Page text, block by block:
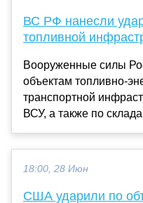
ВС РФ нанесли
топливной
Вооруженные силы
объектам топливно-
транспортной
ВСУ, а также по
18:00, 28 Июн
США ударили по